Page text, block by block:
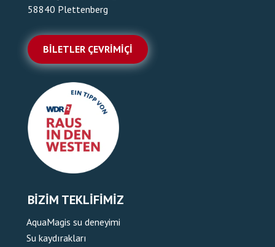
58840 Plettenberg
BILETLER ÇEVRIMIÇI
BIZIM TEKLIFIMIZ
AquaMagis su deneyimi
Su kaydırakları